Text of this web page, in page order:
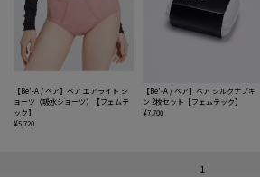
【Be'-A / ベア】ベア エアライト シ
ョーツ（吸水ショーツ）【フェムテ
ック】
¥5,720
【Be'-A / ベア】ベア シルクナプキ
ン 2枚セット【フェムテック】
¥7,700
1